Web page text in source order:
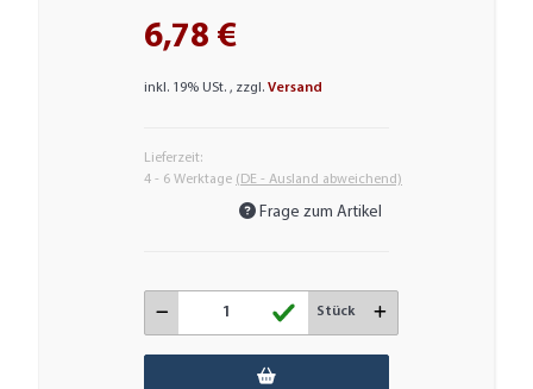
6,78 €
inkl. 19% USt. , zzgl.Versand
Lieferzeit:
4 - 6 Werktage (DE - Ausland abweichend)
Frage zum Artikel
Stück